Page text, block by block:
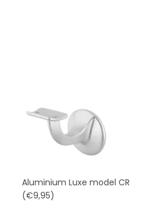
Aluminium Luxe model CR
(€9,95)